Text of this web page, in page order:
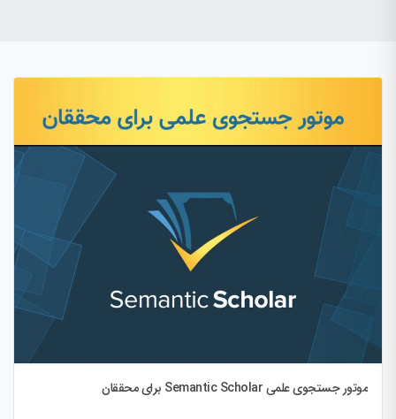
موتور جستجوی علمی Semantic Scholar برای محققان